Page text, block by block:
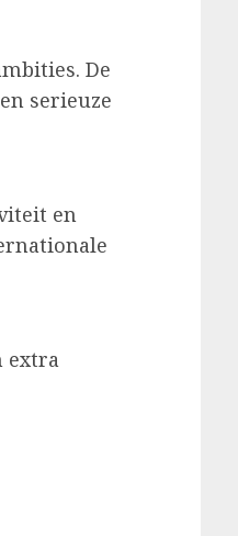
De
serieuze
en
extra